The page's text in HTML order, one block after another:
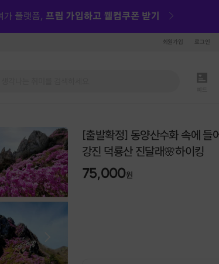
회원가입 로그인
[출발확정] 동양산수화 속에 들
강진 덕룡산 진달래🌸하이킹
75,000원